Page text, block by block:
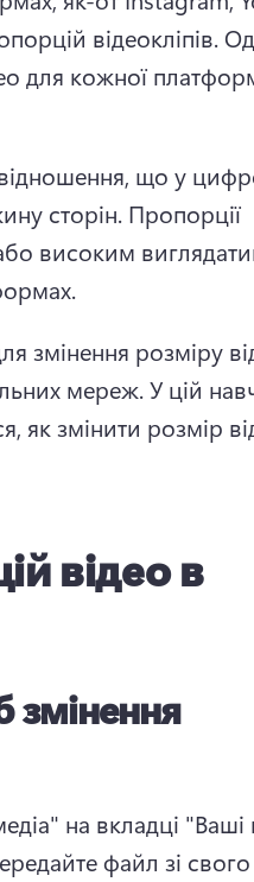
відеокліпів.
для кожної
що у
сторін. Пропорції
високим
змінення розміру
мереж. У цій
як змінити розмір
відео в
змінення
на вкладці "Ваші
файл зі свого